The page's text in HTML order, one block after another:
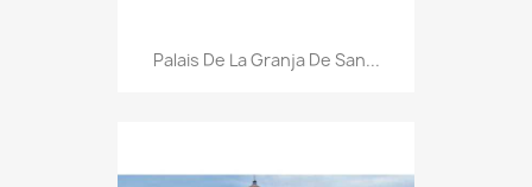
Palais De La Granja De San...